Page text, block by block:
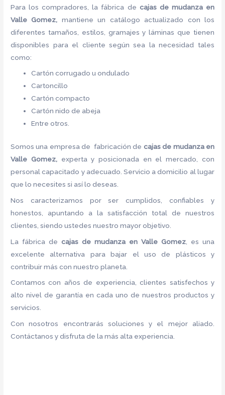
Para los compradores, la fábrica de cajas de mudanza en
Valle Gomez, mantiene un catálogo actualizado con los
diferentes tamaños, estilos, gramajes y láminas que tienen
disponibles para el cliente según sea la necesidad tales
como:
Cartón corrugado u ondulado
Cartoncillo
Cartón compacto
Cartón nido de abeja
Entre otros.
Somos una empresa de fabricación de cajas de mudanza en
Valle Gomez, experta y posicionada en el mercado, con
personal capacitado y adecuado. Servicio a domicilio al lugar
que lo necesites si así lo deseas.
Nos caracterizamos por ser cumplidos, confiables y
honestos, apuntando a la satisfacción total de nuestros
clientes, siendo ustedes nuestro mayor objetivo.
La fábrica decajas de mudanza en Valle Gomez, es una
excelente alternativa para bajar el uso de plásticos y
contribuir más con nuestro planeta.
Contamos con años de experiencia, clientes satisfechos y
alto nivel de garantía en cada uno de nuestros productos y
servicios.
Con nosotros encontrarás soluciones y el mejor aliado.
Contáctanos y disfruta de la más alta experiencia.